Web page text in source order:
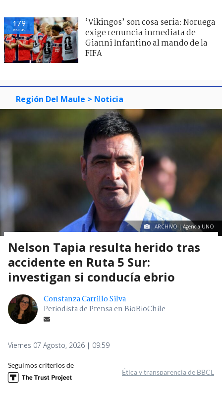
179
visitas
’Vikingos’ son cosa seria: Noruega
exige renuncia inmediata de
Gianni Infantino al mando de la
FIFA
Región Del Maule > Noticia
ARCHIVO | Agencia UNO
Nelson Tapia resulta herido tras
accidente en Ruta 5 Sur:
investigan si conducía ebrio
Constanza Carrillo Silva
Periodista de Prensa en BioBioChile
Viernes 07 Agosto, 2026 | 09:59
Seguimos criterios de
Ética y transparencia de BBCL